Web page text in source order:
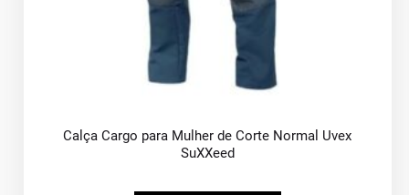
Calça Cargo para Mulher de Corte Normal Uvex
SuXXeed